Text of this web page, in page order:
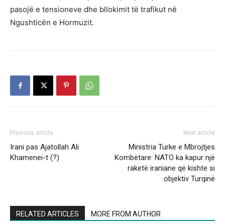
pasojë e tensioneve dhe bllokimit të trafikut në
Ngushticën e Hormuzit.
Previous article
Irani pas Ajatollah Ali
Khamenei-t (?)
Next article
Ministria Turke e Mbrojtjes
Kombëtare: NATO ka kapur një
raketë iraniane që kishte si
objektiv Turqinë
RELATED ARTICLES MORE FROM AUTHOR